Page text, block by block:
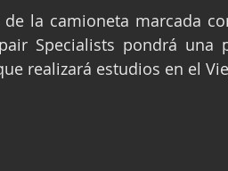
de la camioneta marcada
Specialists pondrá
realizará estudios en el